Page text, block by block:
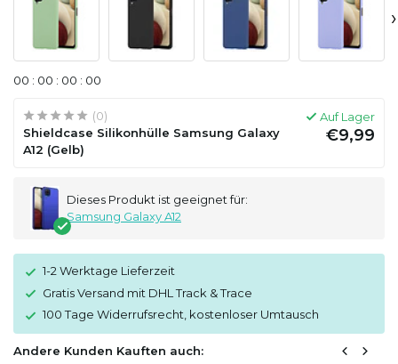
›
00 : 00 : 00 : 00
(0)
Shieldcase Silikonhülle Samsung Galaxy
A12 (Gelb)
Auf Lager
€9,99
Dieses Produkt ist geeignet für:
Samsung Galaxy A12
1-2 Werktage Lieferzeit
Gratis Versand mit DHL Track & Trace
100 Tage Widerrufsrecht, kostenloser Umtausch
Andere Kunden Kauften auch: